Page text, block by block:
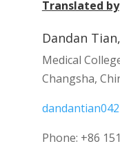
Translated by
Dandan
Medical
Changsha,
Phone: +86